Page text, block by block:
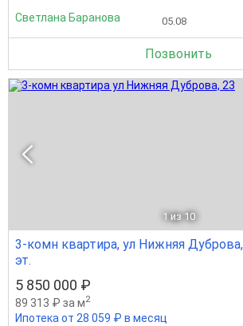
Светлана Баранова 05.08
Позвонить
1 из 10
3-комн квартира, ул Нижняя
эт.
5 850 000 ₽
89 313 ₽ за м2
Ипотека от 28 059 ₽ в месяц